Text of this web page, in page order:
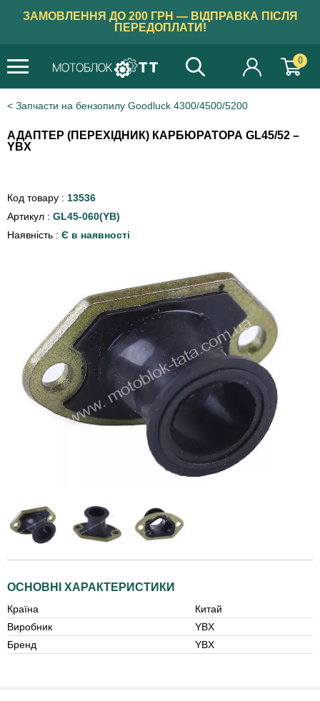
ЗАМОВЛЕННЯ ДО 200 ГРН — ВІДПРАВКА ПІСЛЯ
ПЕРЕДОПЛАТИ!
0
Запчасти на бензопилу Goodluck 4300/4500/5200
АДАПТЕР (ПЕРЕХІДНИК) КАРБЮРАТОРА GL45/52 –
YBX
Код товару : 13536
Артикул : GL45-060(YB)
Наявність : Є в наявності
ОСНОВНІ ХАРАКТЕРИСТИКИ
Країна
Китай
Виробник
YBX
Бренд
YBX